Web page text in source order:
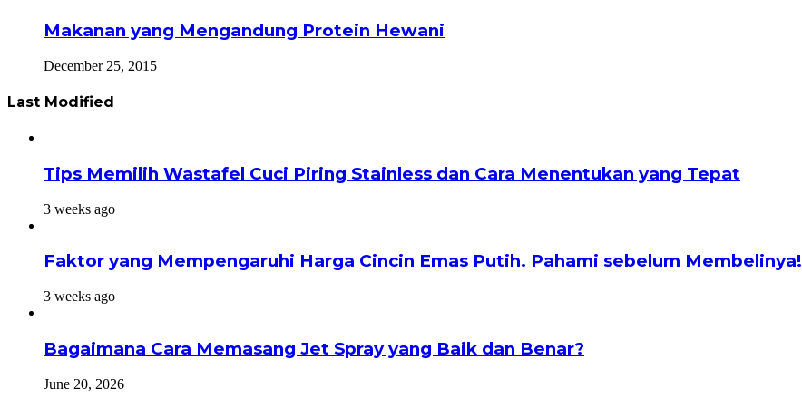
Makanan yang Mengandung Protein Hewani
December 25, 2015
Last Modified
Tips Memilih Wastafel Cuci Piring Stainless dan Cara Menentukan yang Tepat
3 weeks ago
Faktor yang Mempengaruhi Harga Cincin Emas Putih. Pahami sebelum Membelinya!
3 weeks ago
Bagaimana Cara Memasang Jet Spray yang Baik dan Benar?
June 20, 2026